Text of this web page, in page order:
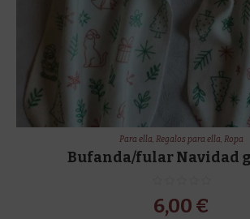
Para ella,Regalos para ella,Ropa
Bufanda/fular Navidad
6,00 €